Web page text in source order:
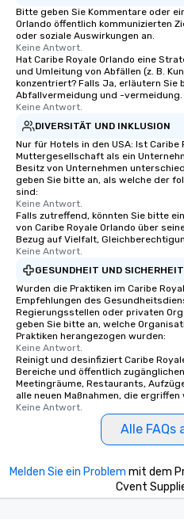
Bitte geben Sie Kommentare oder
Orlando öffentlich kommunizierten
oder soziale Auswirkungen an.
Keine Antwort.
Hat Caribe Royale Orlando eine
und Umleitung von Abfällen (z. B.
konzentriert? Falls Ja, erläutern Sie
Abfallvermeidung und -vermeidung.
Keine Antwort.
DIVERSITÄT UND INKLUSION
Nur für Hotels in den USA: Ist
Muttergesellschaft als ein
Besitz von Unternehmen
geben Sie bitte an, als welche der
sind:
Keine Antwort.
Falls zutreffend, könnten Sie bitte
von Caribe Royale Orlando über
Bezug auf Vielfalt,
Keine Antwort.
GESUNDHEIT UND SICHERHEIT
Wurden die Praktiken im Caribe
Empfehlungen des
Regierungsstellen oder privaten
geben Sie bitte an, welche
Praktiken herangezogen wurden:
Keine Antwort.
Reinigt und desinfiziert Caribe
Bereiche und öffentlich
Meetingräume, Restaurants,
alle neuen Maßnahmen, die ergriffen
Keine Antwort.
Alle FAQs
Melden Sie ein Problem mit dem
Cvent